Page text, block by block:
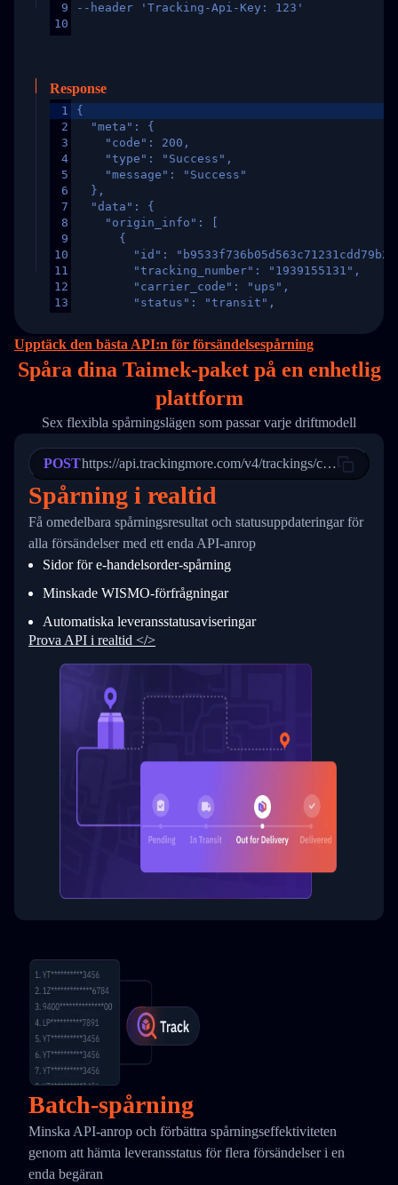
9
10
--header 'Tracking-Api-Key: 123'
Response
1
2
3
4
5
6
7
8
9
10
11
12
13
16
17
21
22
23
24
25
27
28
29
31
33
34
{
  "meta": {
    "code": 200,
    "type": "Success",
    "message": "Success"
  },
  "data": {
    "origin_info": [
      {
"id":
        "tracking_number": "1939155131",
        "carrier_code": "ups",
        "status": "transit",
        "itemTimeLength": 2,
        "weblink": "",
        "phone": null,
        "trackinfo": [
          {
            "Date": "2017-03-08 04: 22: 00",
"StatusDescription": "Departed
"Details": "Departed Facility
          },
          {
            "Date": "2017-03-06 15:28:00",
"StatusDescription": "Shipment
"Details": "BEIJING-
          }
      }
  }
}
Upptäck den bästa API:n för försändelsespårning
Spåra dina Taimek-paket på en enhetlig
plattform
Sex flexibla spårningslägen som passar varje driftmodell
POSThttps://api.trackingmore.com/v4/trackings/create
Spårning i realtid
Få omedelbara spårningsresultat och statusuppdateringar för
alla försändelser med ett enda API-anrop
Sidor för e-handelsorder-spårning
Minskade WISMO-förfrågningar
Automatiska leveransstatusaviseringar
Prova API i realtid </>
Batch-spårning
Minska API-anrop och förbättra spårningseffektiviteten
genom att hämta leveransstatus för flera försändelser i en
enda begäran